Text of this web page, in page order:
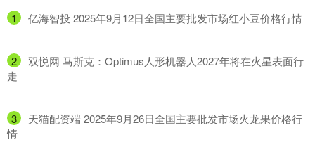
1 ​亿海智投 2025年9月12日全国主要批发市场红小豆价格行情
2
​双悦网 马斯克：Optimus人形机器人2027年将在火星表面行
走
3
​天猫配资端 2025年9月26日全国主要批发市场火龙果价格行
情